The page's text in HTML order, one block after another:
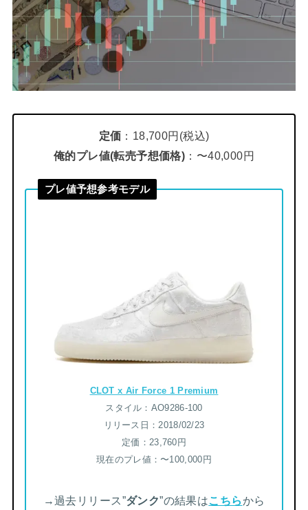
定価 ：18,700円(税込)
俺的プレ値(転売予想価格) ：〜40,000円
プレ値予想参考モデル
CLOT x Air Force 1 Premium
スタイル：AO9286-100
リリース日：2018/02/23
定価：23,760円
現在のプレ値：〜100,000円
→過去リリース”ダンク”の結果はこちらから